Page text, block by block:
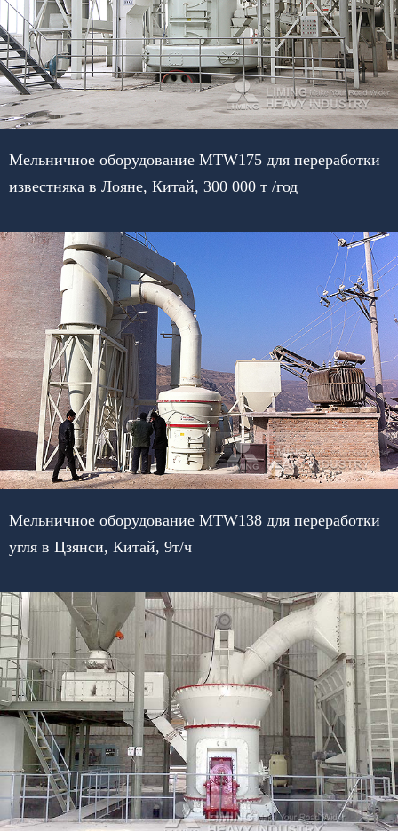
Мельничное оборудование MTW175 для переработки
известняка в Лояне, Китай, 300 000 т /год
Мельничное оборудование MTW138 для переработки
угля в Цзянси, Китай, 9т/ч